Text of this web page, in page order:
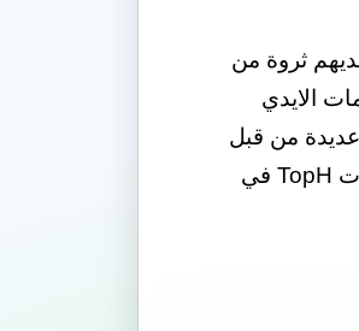
ثروة من
الايدي
عديدة من قبل
في الماضي وفي بيئات مختلفة. إنهم بارعون في كل من أماكن العمل السكنية والتجارية. سيأخذ عامل بارع من خدمات TopH في